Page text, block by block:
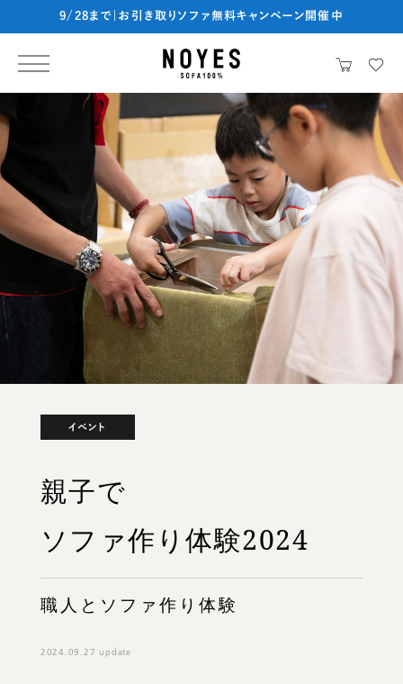
9/28まで|お引き取りソファ無料キャンペーン開催中
イベント
親子で
ソファ作り体験2024
職人とソファ作り体験
2024.09.27 update